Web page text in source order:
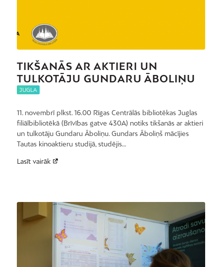
TIKŠANĀS AR AKTIERI UN
TULKOTĀJU GUNDARU ĀBOLIŅU
JUGLA
11. novembrī plkst. 16.00 Rīgas Centrālās bibliotēkas Juglas
filiālbibliotēkā (Brīvības gatve 430A) notiks tikšanās ar aktieri
un tulkotāju Gundaru Āboliņu. Gundars Āboliņš mācījies
Tautas kinoaktieru studijā, studējis…
Lasīt vairāk